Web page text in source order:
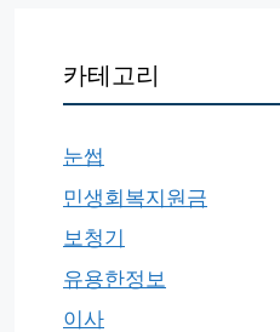
카테고리
눈썹
민생회복지원금
보청기
유용한정보
이사